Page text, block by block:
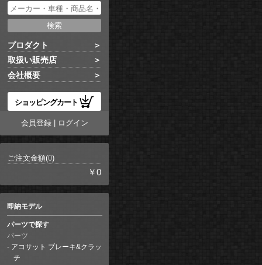
プロダクト
取扱い販売店
会社概要
ショッピングカート
会員登録| ログイン
ご注文金額(0)
￥0
即納モデル
パーツで探す
パーツ
アコサット ブレーキ&クラッ
チ